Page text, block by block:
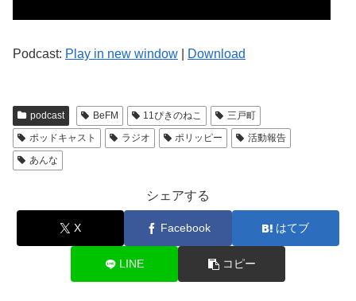
Podcast: Play in new window Download
podcast BeFM 11ぴきのねこ
三戸町
ポッドキャスト
ラジオ ポリッピー
活動報告
あんな
シェアする
X Facebook はてブ
LINE コピー